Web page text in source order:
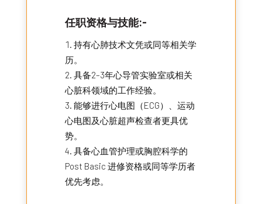
任职资格与技能:-
持有心肺技术文凭或同等相关学
历。
具备2–3年心导管实验室或相关
心脏科领域的工作经验。
能够进行心电图（ECG）、运动
心电图及心脏超声检查者更具优
势。
具备心血管护理或胸腔科学的
Post Basic 进修资格或同等学历者
优先考虑。